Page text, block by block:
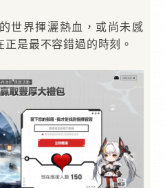
世界揮灑熱血，或尚未感
是最不容錯過的時刻。